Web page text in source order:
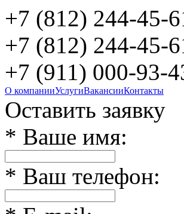
+7 (812) 244-45-
+7 (812) 244-45-
+7 (911) 000-93-
О компанииУслугиВакансииКонтакты
Оставить заявку
* Ваше имя:
* Ваш телефон: